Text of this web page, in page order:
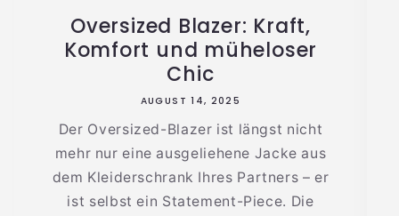
Oversized Blazer: Kraft,
Komfort und müheloser
Chic
AUGUST 14, 2025
Der Oversized-Blazer ist längst nicht
mehr nur eine ausgeliehene Jacke aus
dem Kleiderschrank Ihres Partners – er
ist selbst ein Statement-Piece. Die